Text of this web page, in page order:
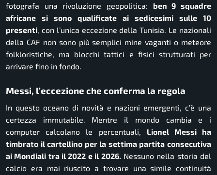
fotografa una rivoluzione geopolitica: ben 9 squadre
africane si sono qualificate ai sedicesimi sulle 10
presenti , con l’unica eccezione della Tunisia. Le nazionali
della CAF non sono più semplici mine vaganti o meteore
folkloristiche, ma blocchi tattici e fisici strutturati per
arrivare fino in fondo.
Messi, l’eccezione che conferma la regola
In questo oceano di novità e nazioni emergenti, c’è una
certezza immutabile. Mentre il mondo cambia e i
computer calcolano le percentuali, Lionel Messi ha
timbrato il cartellino per la settima partita consecutiva
ai Mondiali tra il 2022 e il 2026. Nessuno nella storia del
calcio era mai riuscito a trovare una simile continuità